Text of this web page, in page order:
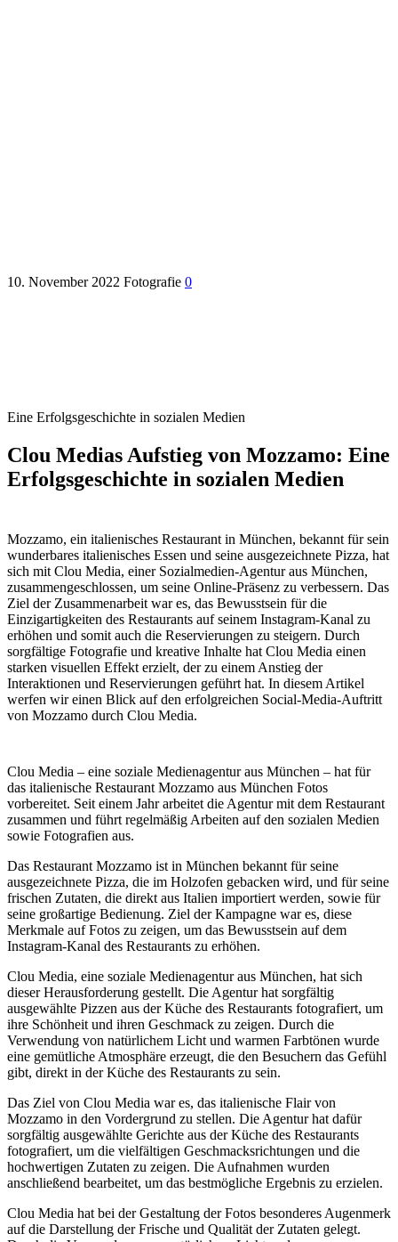
10. November 2022 Fotografie 0
Eine Erfolgsgeschichte in sozialen Medien
Clou Medias Aufstieg von Mozzamo: Eine
Erfolgsgeschichte in sozialen Medien
Mozzamo, ein italienisches Restaurant in München, bekannt für sein
wunderbares italienisches Essen und seine ausgezeichnete Pizza, hat
sich mit Clou Media, einer Sozialmedien-Agentur aus München,
zusammengeschlossen, um seine Online-Präsenz zu verbessern. Das
Ziel der Zusammenarbeit war es, das Bewusstsein für die
Einzigartigkeiten des Restaurants auf seinem Instagram-Kanal zu
erhöhen und somit auch die Reservierungen zu steigern. Durch
sorgfältige Fotografie und kreative Inhalte hat Clou Media einen
starken visuellen Effekt erzielt, der zu einem Anstieg der
Interaktionen und Reservierungen geführt hat. In diesem Artikel
werfen wir einen Blick auf den erfolgreichen Social-Media-Auftritt
von Mozzamo durch Clou Media.
Clou Media – eine soziale Medienagentur aus München – hat für
das italienische Restaurant Mozzamo aus München Fotos
vorbereitet. Seit einem Jahr arbeitet die Agentur mit dem Restaurant
zusammen und führt regelmäßig Arbeiten auf den sozialen Medien
sowie Fotografien aus.
Das Restaurant Mozzamo ist in München bekannt für seine
ausgezeichnete Pizza, die im Holzofen gebacken wird, und für seine
frischen Zutaten, die direkt aus Italien importiert werden, sowie für
seine großartige Bedienung. Ziel der Kampagne war es, diese
Merkmale auf Fotos zu zeigen, um das Bewusstsein auf dem
Instagram-Kanal des Restaurants zu erhöhen.
Clou Media, eine soziale Medienagentur aus München, hat sich
dieser Herausforderung gestellt. Die Agentur hat sorgfältig
ausgewählte Pizzen aus der Küche des Restaurants fotografiert, um
ihre Schönheit und ihren Geschmack zu zeigen. Durch die
Verwendung von natürlichem Licht und warmen Farbtönen wurde
eine gemütliche Atmosphäre erzeugt, die den Besuchern das Gefühl
gibt, direkt in der Küche des Restaurants zu sein.
Das Ziel von Clou Media war es, das italienische Flair von
Mozzamo in den Vordergrund zu stellen. Die Agentur hat dafür
sorgfältig ausgewählte Gerichte aus der Küche des Restaurants
fotografiert, um die vielfältigen Geschmacksrichtungen und die
hochwertigen Zutaten zu zeigen. Die Aufnahmen wurden
anschließend bearbeitet, um das bestmögliche Ergebnis zu erzielen.
Clou Media hat bei der Gestaltung der Fotos besonderes Augenmerk
auf die Darstellung der Frische und Qualität der Zutaten gelegt.